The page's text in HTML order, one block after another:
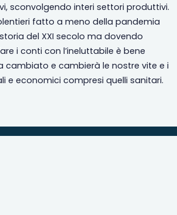
sconvolgendo interi settori produttivi.
fatto a meno della pandemia
del XXI secolo ma dovendo
i conti con l’ineluttabile è bene
cambiato e cambierà le nostre vite e i
e economici compresi quelli sanitari.